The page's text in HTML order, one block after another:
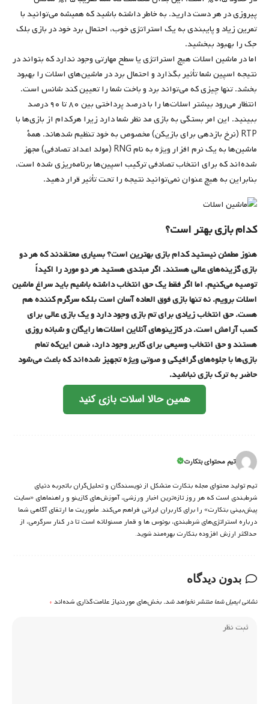
پیروزی در هر دست دارید. به خاطر داشته باشید که همیشه می‌توانید با
تمرین زیاد و پایبندی به یک استراتژی خوب، احتمال برد خود در بازی بلک
جک را بهبود ببخشید.
اما در ماشین اسلات هیچ استراتژی یا سطح مهارتی وجود ندارد که بتواند در
نتیجه اسپین شما تأثیر بگذارد و احتمال برد در ماشین‌های اسلات را بهبود
بخشد. تنها چیزی که می‌تواند برد و باخت شما را تعیین کند شانس است.
انتظار می‌رود بیشتر اسلات‌ها را با درصد پرداختی بین ۸۰ تا ۹۰ درصد
ببینید. این امر بستگی به بازی مد نظر شما دارد زیرا هرکدام از بازی‌ها با
RTP (نرخ بازدهی برای بازیکن) مخصوص به خود تنظیم شده‎اند. همۀ
ماشین‌ها به یک نرم افزار ویژه به نام RNG (مولد اعداد تصادفی) مجهز
شده‌اند که برای انتخاب تصادفی ‌ترکیب اسپین‌ها برنامه‌ریزی شده است،
بنابراین به هیچ عنوان نمی‌توانید نتیجه را تحت تأثیر قرار دهید.
کدام بازی بهتر است؟
هنوز مطمئن نیستید کدام بازی بهترین است؟ بسیاری معتقدند که هر دو
بازی گزینه‌های عالی هستند. اگر مبتدی هستید هر دو مورد را اکیداً
توصیه می‌کنیم. اما اگر فقط یک حق انتخاب داشته باشیم باید سراغ ماشین‌
اسلات برویم. نه تنها بازی فوق العاده آسان است بلکه سرگرم کننده هم
هست. حق انتخاب زیادی برای تم بازی وجود دارد و یک بازی عالی برای
کسب آرامش است. در کازینوهای آنلاین اسلات‌ها رایگان و شبانه روزی
هستند و حق انتخاب وسیعی برای کاربر وجود دارد، ضمن این‌که تمام
بازی‌ها با جلوه‌های گرافیکی و صوتی ویژه تجهیز شده‌اند که باعث می‌شود
حاضر به ترک بازی نباشید.
همین حالا اسلات بازی کنید
تیم محتوای بتکارت
تیم تولید محتوای مجله بتکارت متشکل از نویسندگان و تحلیل‌گران باتجربه دنیای
شرط‌بندی است که هر روز تازه‌ترین اخبار ورزشی، آموزش‌های کازینو و راهنماهای «سایت
پیش‌بینی بتکارت» را برای کاربران ایرانی فراهم می‌کند. مأموریت ما ارتقای آگاهی شما
درباره استراتژی‌های شرطبندی، بونوس ها و قمار مسئولانه است تا در کنار سرگرمی، از
حداکثر ارزش افزوده بتکارت بهره‌مند شوید.
بدون دیدگاه
نشانی ایمیل شما منتشر نخواهد شد. بخش‌های موردنیاز علامت‌گذاری شده‌اند*